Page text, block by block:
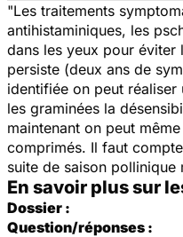
"Les traitements
antihistaminiques, les
dans les yeux pour
persiste (deux ans de
identifiée on peut réaliser
les graminées la
maintenant on peut
comprimés. Il faut
suite de saison
En savoir plus sur
Dossier :
Question/réponses :